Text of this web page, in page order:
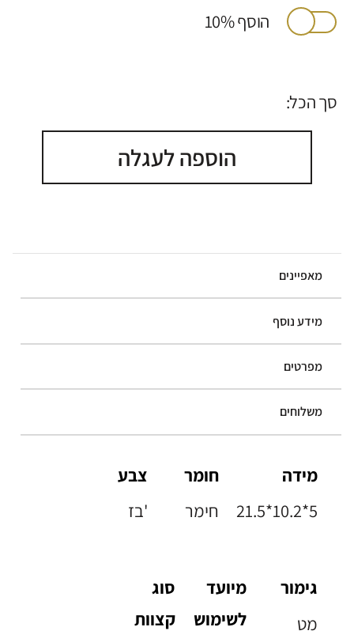
הוסף 10%
סך הכל:
הוספה לעגלה
מאפיינים
מידע נוסף
מפרטים
משלוחים
מידה
21.5*10.2*5
חומר
חימר
צבע
בז'
גימור
מט
מיועד
לשימוש
סוג
קצוות